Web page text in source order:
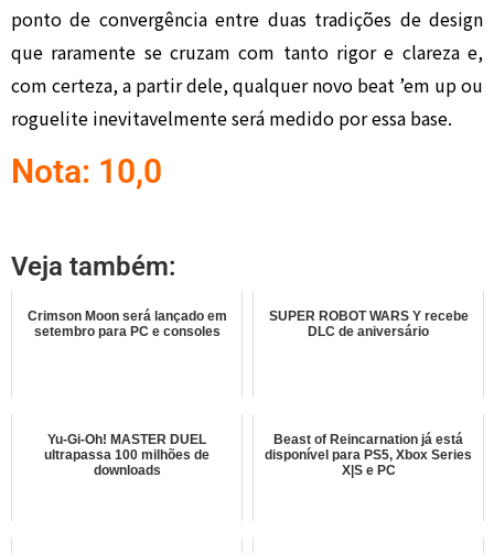
ponto de convergência entre duas tradições de design
que raramente se cruzam com tanto rigor e clareza e,
com certeza, a partir dele, qualquer novo beat ’em up ou
roguelite inevitavelmente será medido por essa base.
Nota: 10,0
Veja também:
Crimson Moon será lançado em
setembro para PC e consoles
SUPER ROBOT WARS Y recebe
DLC de aniversário
Yu-Gi-Oh! MASTER DUEL
ultrapassa 100 milhões de
downloads
Beast of Reincarnation já está
disponível para PS5, Xbox Series
X|S e PC